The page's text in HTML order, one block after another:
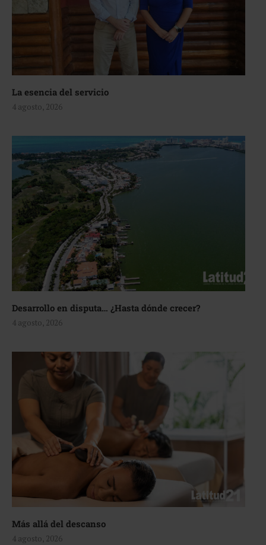
La esencia del servicio
4 agosto, 2026
Desarrollo en disputa… ¿Hasta dónde crecer?
4 agosto, 2026
Más allá del descanso
4 agosto, 2026